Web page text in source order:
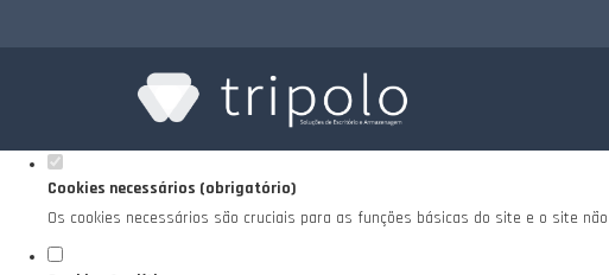
Este website utiliza cookies estritamente necessários, analíticos e funcionais, para
política de privacidade e de Cookies.
Cookies necessários (obrigatório)
Os cookies necessários são cruciais para as funções básicas do site e o site